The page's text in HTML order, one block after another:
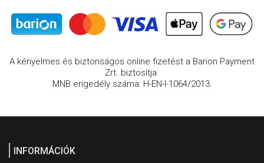
A kényelmes és biztonságos online fizetést a Barion Payment
Zrt. biztosítja.
MNB engedély száma: H-EN-I-1064/2013.
INFORMÁCIÓK